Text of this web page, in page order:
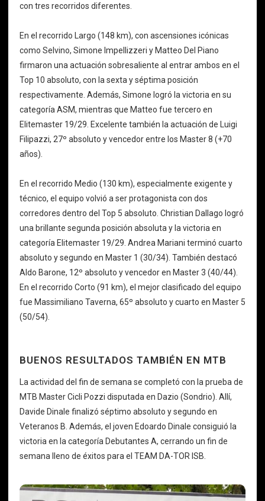
con tres recorridos diferentes.
En el recorrido Largo (148 km), con ascensiones icónicas
como Selvino, Simone Impellizzeri y Matteo Del Piano
firmaron una actuación sobresaliente al entrar ambos en el
Top 10 absoluto, con la sexta y séptima posición
respectivamente. Además, Simone logró la victoria en su
categoría ASM, mientras que Matteo fue tercero en
Elitemaster 19/29. Excelente también la actuación de Luigi
Filipazzi, 27º absoluto y vencedor entre los Master 8 (+70
años).
En el recorrido Medio (130 km), especialmente exigente y
técnico, el equipo volvió a ser protagonista con dos
corredores dentro del Top 5 absoluto. Christian Dallago logró
una brillante segunda posición absoluta y la victoria en
categoría Elitemaster 19/29. Andrea Mariani terminó cuarto
absoluto y segundo en Master 1 (30/34). También destacó
Aldo Barone, 12º absoluto y vencedor en Master 3 (40/44).
En el recorrido Corto (91 km), el mejor clasificado del equipo
fue Massimiliano Taverna, 65º absoluto y cuarto en Master 5
(50/54).
BUENOS RESULTADOS TAMBIÉN EN MTB
La actividad del fin de semana se completó con la prueba de
MTB Master Cicli Pozzi disputada en Dazio (Sondrio). Allí,
Davide Dinale finalizó séptimo absoluto y segundo en
Veteranos B. Además, el joven Edoardo Dinale consiguió la
victoria en la categoría Debutantes A, cerrando un fin de
semana lleno de éxitos para el TEAM DA-TOR ISB.